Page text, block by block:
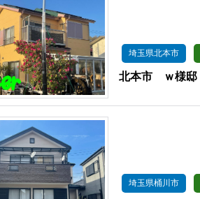
埼玉県北本市
北本市 ｗ様邸
埼玉県桶川市